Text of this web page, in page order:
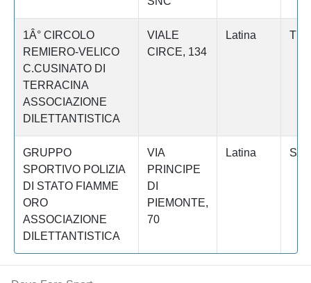
1Â° CIRCOLO
REMIERO-VELICO
C.CUSINATO DI
TERRACINA
ASSOCIAZIONE
DILETTANTISTICA
VIALE
CIRCE, 134
Latina
GRUPPO
SPORTIVO POLIZIA
DI STATO FIAMME
ORO
ASSOCIAZIONE
DILETTANTISTICA
VIA
PRINCIPE
DI
PIEMONTE,
70
Latina